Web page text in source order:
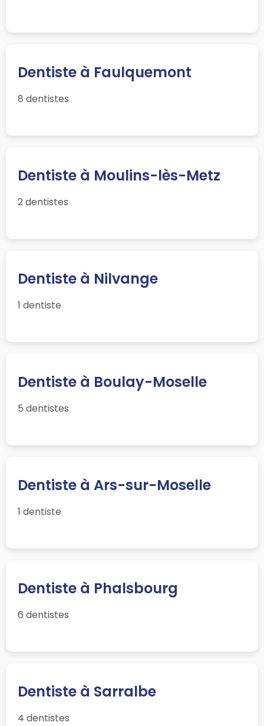
Dentiste à Faulquemont
8 dentistes
Dentiste à Moulins-lès-Metz
2 dentistes
Dentiste à Nilvange
1 dentiste
Dentiste à Boulay-Moselle
5 dentistes
Dentiste à Ars-sur-Moselle
1 dentiste
Dentiste à Phalsbourg
6 dentistes
Dentiste à Sarralbe
4 dentistes